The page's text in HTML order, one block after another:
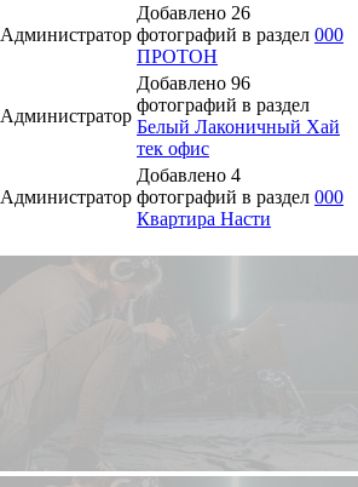
Администратор
Добавлено 26
фотографий в раздел 000
ПРОТОН
Администратор
Добавлено 96
фотографий в раздел
Белый Лаконичный Хай
тек офис
Администратор
Добавлено 4
фотографий в раздел 000
Квартира Насти